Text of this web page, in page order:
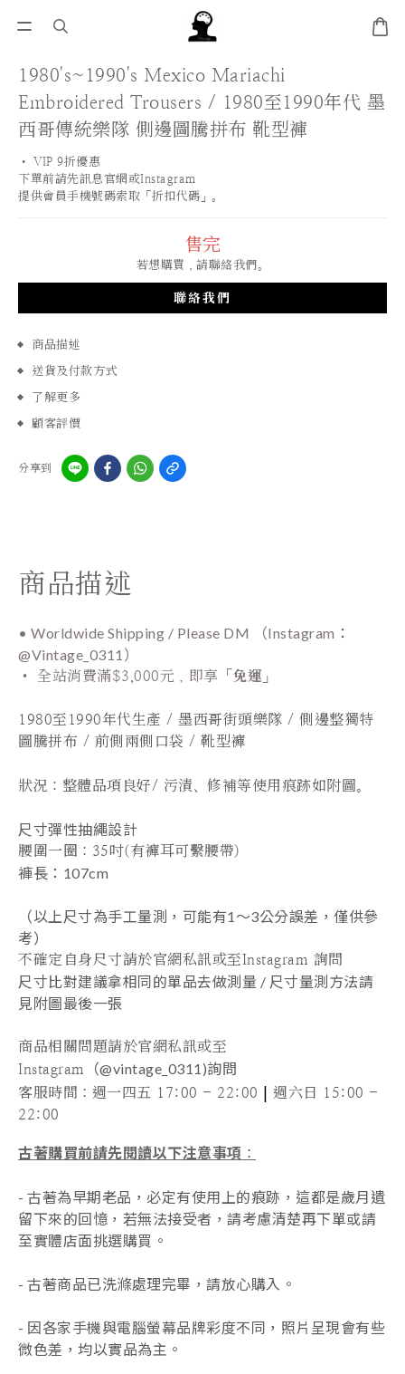
1980's~1990's Mexico Mariachi
Embroidered Trousers / 1980至1990年代 墨
西哥傳統樂隊 側邊圖騰拼布 靴型褲
• VIP 9折優惠
下單前請先訊息官網或Instagram
提供會員手機號碼索取「折扣代碼」。
售完
若想購買，請聯絡我們。
聯絡我們
商品描述
送貨及付款方式
了解更多
顧客評價
分享到
商品描述
• Worldwide Shipping / Please DM （Instagram ：
@Vintage_0311）
• 全站消費滿$3,000元，即享「 免運 」
1980至1990年代生產 / 墨西哥街頭樂隊 / 側邊整獨特
圖騰拼布 / 前側兩側口袋 / 靴型褲
狀況： 整體品項良好/ 污漬、修補等使用痕跡如附圖。
尺寸彈性抽繩設計
腰圍一圈：35吋(有褲耳可繫腰帶)
褲長：107cm
（以上尺寸為手工量測，可能有1～3公分誤差，僅供參
考）
不確定自身尺寸請於官網私訊或至Instagram 詢問
尺寸比對建議拿相同的單品去做測量 / 尺寸量測方法請
見附圖最後一張
商品相關問題請於官網私訊或至
Instagram （@vintage_0311)詢問
客服時間 ：週一四五 17:00 - 22:00 | 週六日 15:00 -
22:00
古著購買前請先閱讀以下注意事項 ：
- 古著為早期老品，必定有使用上的痕跡，這都是歲月遺
留下來的回憶，若無法接受者，請考慮清楚再下單或請
至實體店面挑選購買。
- 古著商品已洗滌處理完畢，請放心購入。
- 因各家手機與電腦螢幕品牌彩度不同，照片呈現會有些
微色差，均以實品為主。